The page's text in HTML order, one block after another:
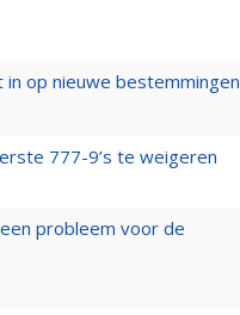
in op nieuwe bestemmingen
777-9’s te weigeren
probleem voor de